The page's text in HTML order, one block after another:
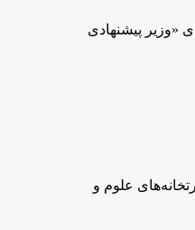
«وزیر پیشنهادی
برای ادغام وزارتخانه‌های علوم و